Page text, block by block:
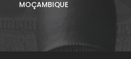
MOÇAMBIQUE